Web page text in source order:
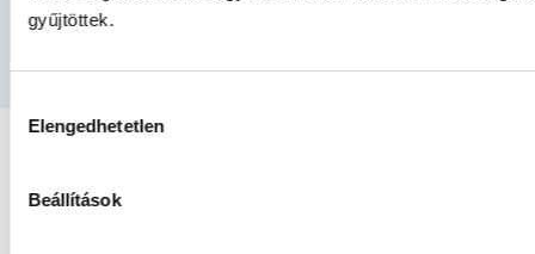
gyűjtöttek.
kiválasztása
Elengedhetetlen
BeállításokTÉRKÉPES KERESŐ